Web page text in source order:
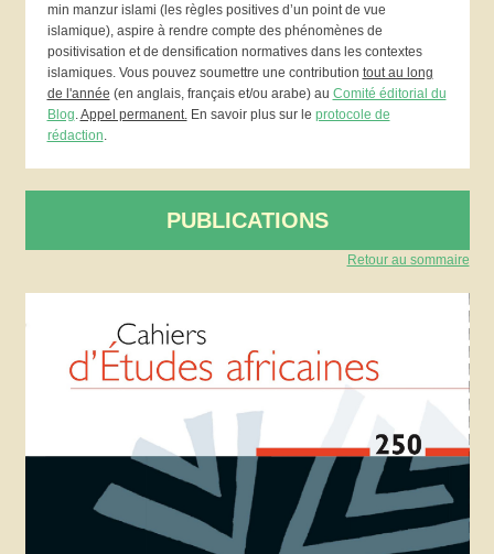
min manzur islami (les règles positives d’un point de vue
islamique), aspire à rendre compte des phénomènes de
positivisation et de densification normatives dans les contextes
islamiques. Vous pouvez soumettre une contribution tout au long
de l'année (en anglais, français et/ou arabe) au Comité éditorial du
Blog.Appel permanent.En savoir plus sur le protocole de
rédaction.
PUBLICATIONS
Retour au sommaire